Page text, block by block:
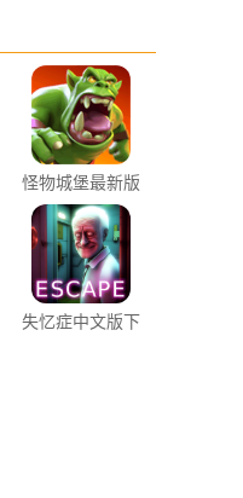
怪物城堡最新版
本下载
失忆症中文版下